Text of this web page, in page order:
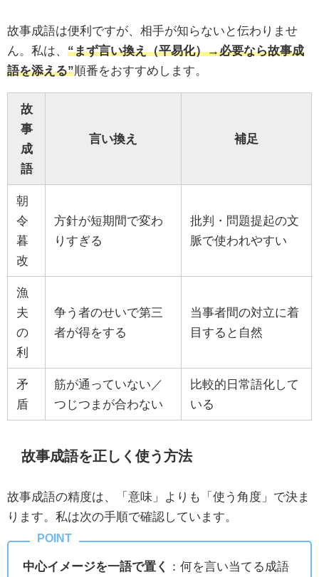
故事成語は便利ですが、相手が知らないと伝わりませ
ん。私は、 “まず言い換え（平易化）→必要なら故事成
語を添える”順番をおすすめします。
故
事
成
語
言い換え 補足
朝
令
暮
改
方針が短期間で変わ
りすぎる
批判・問題提起の文
脈で使われやすい
漁
夫
の
利
争う者のせいで第三
者が得をする
当事者間の対立に着
目すると自然
矛
盾
筋が通っていない／
つじつまが合わない
比較的日常語化して
いる
故事成語を正しく使う方法
故事成語の精度は、「意味」よりも「使う角度」で決ま
ります。私は次の手順で確認しています。
中心イメージを一語で置く
：何を言い当てる成語